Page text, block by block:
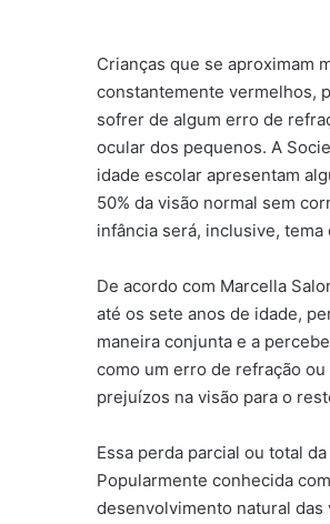
Crianças que se aproximam
constantemente vermelhos,
sofrer de algum erro de
ocular dos pequenos. A
idade escolar apresentam
50% da visão normal sem
infância será, inclusive, tema
De acordo com Marcella
até os sete anos de idade,
maneira conjunta e a
como um erro de refração
prejuízos na visão para o
Essa perda parcial ou total
Popularmente conhecida
desenvolvimento natural